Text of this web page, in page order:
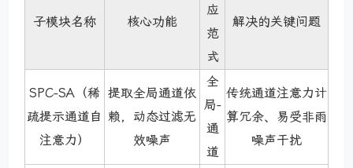
子模块名称 核心功能
应
范
式
解决的关键问题
SPC-SA（稀
疏提示通道自
注意力）
提取全局通道依
赖，动态过滤无
效噪声
全
局-
通
道
传统通道注意力计
算冗余、易受非雨
噪声干扰